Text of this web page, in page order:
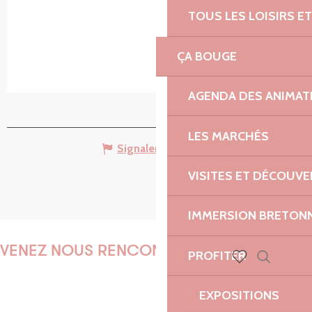
TOUS LES LOISIRS
ÇA BOUGE
AGENDA DES
LES MARCHÉS
VISITES ET
IMMERSION
PROFITER
EXPOSITIONS
Voir les favoris
Signaler une erreur
VENEZ NOUS RENCONTRER !